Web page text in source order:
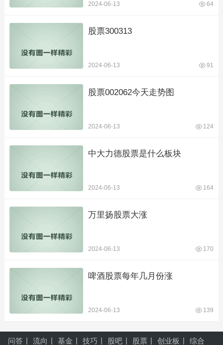
2024-06-13 64
股票300313
2024-06-13 91
股票002062今天走势图
2024-06-13 124
中大力德股票是什么板块
2024-06-13 164
万里扬股票大涨
2024-06-13 170
啤酒股票每年几月份涨
2024-06-13 139
问答 流向 基金 技巧 股吧 股票 创业板 综合